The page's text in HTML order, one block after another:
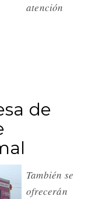
atención
de
También se
ofrecerán